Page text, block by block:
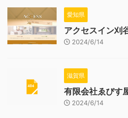
愛知県
アクセスイン刈
2024/6/14
滋賀県
有限会社ゑびす
2024/6/14